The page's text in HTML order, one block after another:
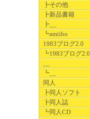
┣その他
┣新品書籍
┣__
┗amiibo
1983ブログ2.0
┗1983ブログ2.0
┗__
同人
┣同人ソフト
┣同人誌
┗同人CD